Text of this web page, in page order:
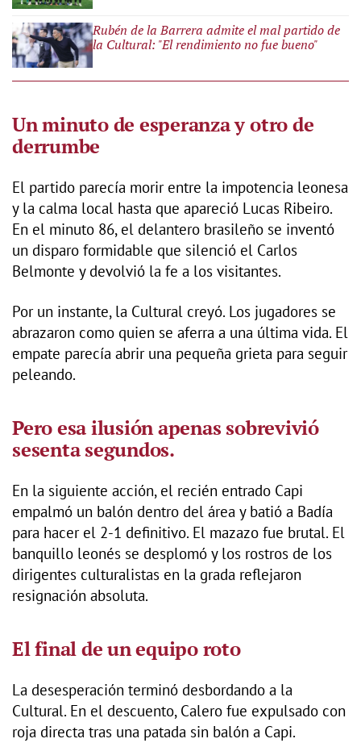
Rubén de la Barrera admite el mal partido de
la Cultural: "El rendimiento no fue bueno"
Un minuto de esperanza y otro de
derrumbe
El partido parecía morir entre la impotencia leonesa
y la calma local hasta que apareció Lucas Ribeiro.
En el minuto 86, el delantero brasileño se inventó
un disparo formidable que silenció el Carlos
Belmonte y devolvió la fe a los visitantes.
Por un instante, la Cultural creyó. Los jugadores se
abrazaron como quien se aferra a una última vida. El
empate parecía abrir una pequeña grieta para seguir
peleando.
Pero esa ilusión apenas sobrevivió
sesenta segundos.
En la siguiente acción, el recién entrado Capi
empalmó un balón dentro del área y batió a Badía
para hacer el 2-1 definitivo. El mazazo fue brutal. El
banquillo leonés se desplomó y los rostros de los
dirigentes culturalistas en la grada reflejaron
resignación absoluta.
El final de un equipo roto
La desesperación terminó desbordando a la
Cultural. En el descuento, Calero fue expulsado con
roja directa tras una patada sin balón a Capi.